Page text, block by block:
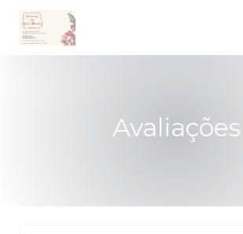
Painel de Gerenciamento de Cookies
Avaliações